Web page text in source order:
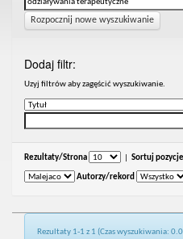
Rozpocznij nowe wyszukiwanie
Dodaj filtr:
Uzyj filtrów aby zagęścić wyszukiwanie.
Rezultaty/Strona Sortuj
Autorzy/rekord
Rezultaty 1-1 z 1 (Czas wyszukiwania: